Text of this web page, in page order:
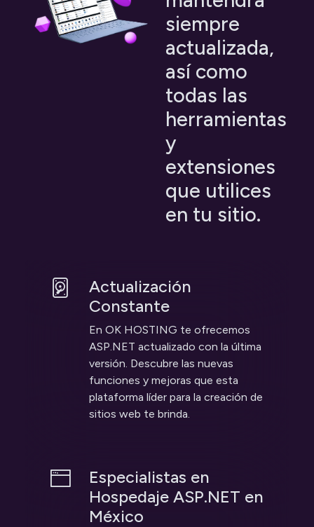
siempre
actualizada,
así como
todas las
herramientas
y
extensiones
que utilices
en tu sitio.
Actualización
Constante
En OK HOSTING te ofrecemos
ASP.NET actualizado con la última
versión. Descubre las nuevas
funciones y mejoras que esta
plataforma líder para la creación de
sitios web te brinda.
Especialistas en
Hospedaje ASP.NET en
México